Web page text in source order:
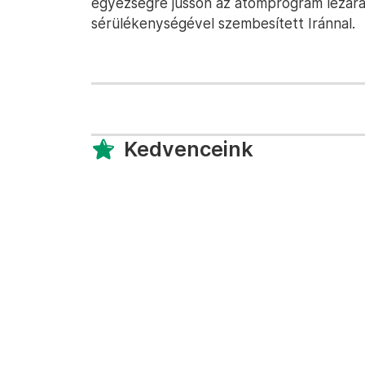
sérülékenységével szembesített Iránnal.
Kedvenceink